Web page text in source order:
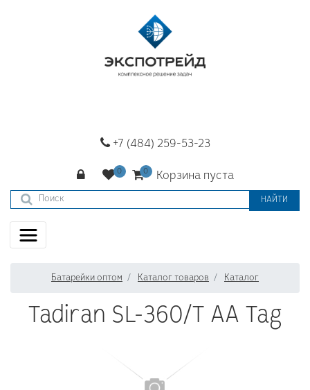
+7 (484) 259-53-23
Корзина пуста
НАЙТИ
Батарейки оптом Каталог товаров Каталог
Tadiran SL-360/T AA Tag